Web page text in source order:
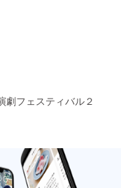
劇フェスティバル２